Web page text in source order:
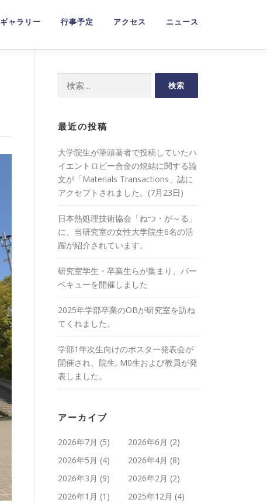
ギャラリー 行事予定 アクセス ニュース
最近の投稿
大学院生が筆頭著者で投稿していたハ
イエントロピー合金の焼結に関する論
文が「Materials Transactions」誌に
アクセプトされました。(7月23日)
日本熱処理技術協会「ねつ・が～る」
に、当研究室の女性大学院生6名の活
躍が紹介されています。
研究室学生・卒業生らが集まり、バー
ベキューを開催しました
2025年学部卒業のOBが研究室を訪ね
てくれました。
学部1年次生向けのポスター発表会が
開催され、院生, M0生および教員が発
表しました。
アーカイブ
2026年7月 (5) 2026年6月 (2)
2026年5月 (4) 2026年4月 (8)
2026年3月 (9) 2026年2月 (2)
2026年1月 (1) 2025年12月 (4)